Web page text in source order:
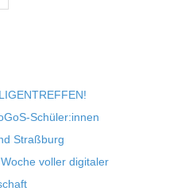
Schüler:innen
Straßburg
Woche vol­ler digi­ta­ler